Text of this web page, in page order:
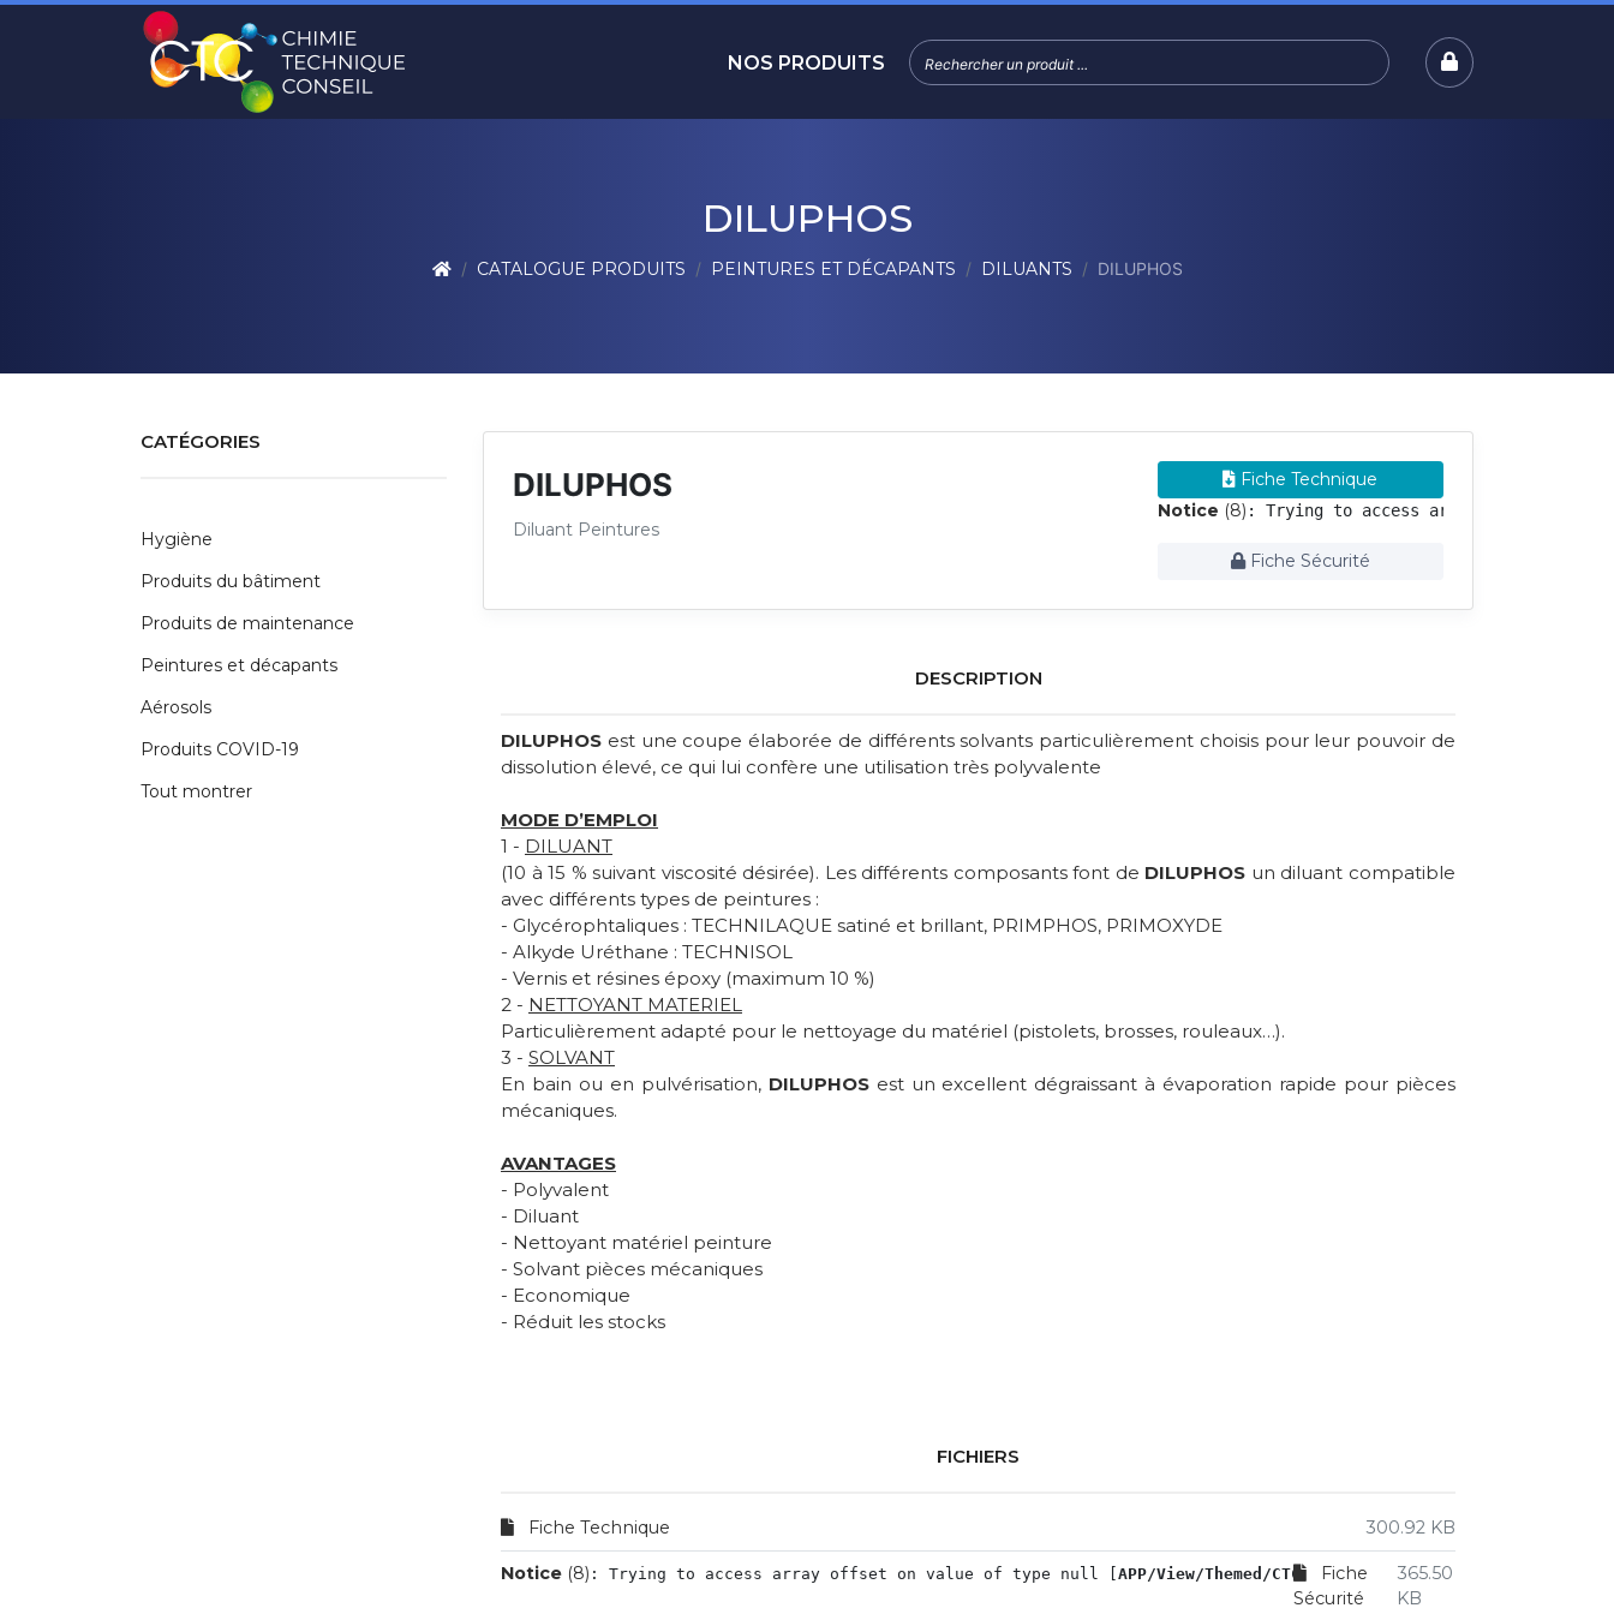
NOS PRODUITS
DILUPHOS
CATALOGUE PRODUITS PEINTURES ET DÉCAPANTS DILUANTS DILUPHOS
CATÉGORIES
Hygiène
Produits du bâtiment
Produits de maintenance
Peintures et décapants
Aérosols
Produits COVID-19
Tout montrer
DILUPHOS
Diluant Peintures
Fiche Technique
Notice (8) : Trying to access array offset on
Fiche Sécurité
DESCRIPTION
DILUPHOS est une coupe élaborée de différents solvants particulièrement choisis pour leur pouvoir de
dissolution élevé, ce qui lui confère une utilisation très polyvalente
MODE D’EMPLOI
1 - DILUANT
(10 à 15 % suivant viscosité désirée). Les différents composants font de DILUPHOS un diluant compatible
avec différents types de peintures :
- Glycérophtaliques : TECHNILAQUE satiné et brillant, PRIMPHOS, PRIMOXYDE
- Alkyde Uréthane : TECHNISOL
- Vernis et résines époxy (maximum 10 %)
2 - NETTOYANT MATERIEL
Particulièrement adapté pour le nettoyage du matériel (pistolets, brosses, rouleaux…).
3 - SOLVANT
En bain ou en pulvérisation, DILUPHOSest un excellent dégraissant à évaporation rapide pour pièces
mécaniques.
AVANTAGES
- Polyvalent
- Diluant
- Nettoyant matériel peinture
- Solvant pièces mécaniques
- Economique
- Réduit les stocks
FICHIERS
Fiche Technique 300.92 KB
Notice (8) : Trying to access array offset on value of type null [ APP/View/Themed/CTC-Theme/Products/product.ctp
Fiche
Sécurité
365.50
KB